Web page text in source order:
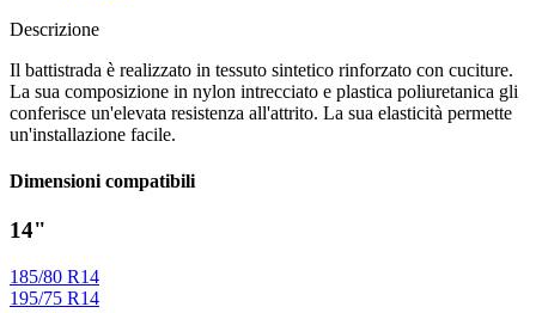
Descrizione
Il battistrada è realizzato in tessuto sintetico rinforzato con cuciture.
La sua composizione in nylon intrecciato e plastica poliuretanica gli
conferisce un'elevata resistenza all'attrito. La sua elasticità permette
un'installazione facile.
Dimensioni compatibili
14"
185/80 R14
195/75 R14